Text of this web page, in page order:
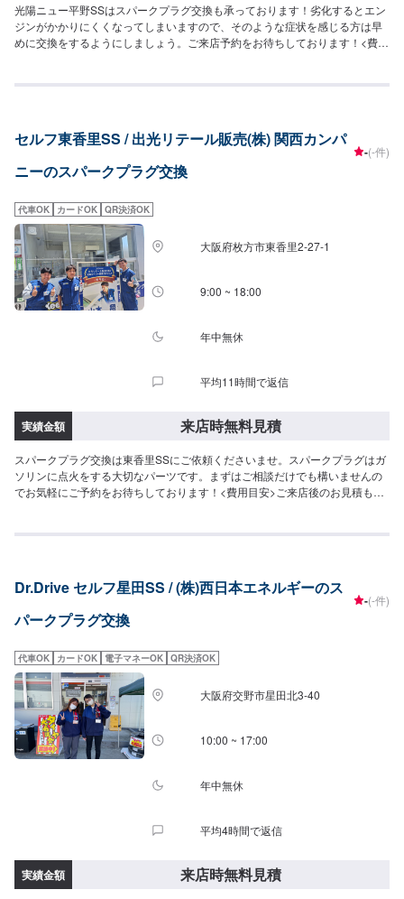
光陽ニュー平野SSはスパークプラグ交換も承っております！劣化するとエン
ジンがかかりにくくなってしまいますので、そのような症状を感じる方は早
めに交換をするようにしましょう。ご来店予約をお待ちしております！<費用
セルフ東香里SS / 出光リテール販売(株) 関西カンパ
ニーのスパークプラグ交換
-(-件)
代車OK カードOK QR決済OK
大阪府枚方市東香里2-27-1
9:00 ~ 18:00
年中無休
平均11時間で返信
実績金額 来店時無料見積
スパークプラグ交換は東香里SSにご依頼くださいませ。スパークプラグはガ
ソリンに点火をする大切なパーツです。まずはご相談だけでも構いませんの
でお気軽にご予約をお待ちしております！<費用目安>ご来店後のお見積もり
Dr.Drive セルフ星田SS / (株)西日本エネルギーのス
パークプラグ交換
-(-件)
代車OK カードOK 電子マネーOK QR決済OK
大阪府交野市星田北3-40
10:00 ~ 17:00
年中無休
平均4時間で返信
実績金額 来店時無料見積